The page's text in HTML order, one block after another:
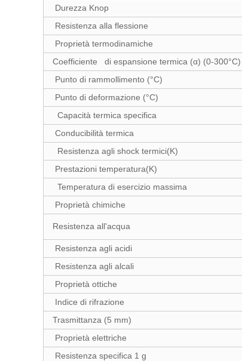
Durezza Knop
Resistenza alla flessione
Proprietà termodinamiche
Coefficiente di espansione termica (α) (0-300°C)
Punto di rammollimento (°C)
Punto di deformazione (°C)
Capacità termica specifica
Conducibilità termica
Resistenza agli shock termici(K)
Prestazioni temperatura(K)
Temperatura di esercizio massima
Proprietà chimiche
Resistenza all'acqua
Resistenza agli acidi
Resistenza agli alcali
Proprietà ottiche
Indice di rifrazione
Trasmittanza (5 mm)
Proprietà elettriche
Resistenza specifica 1 g